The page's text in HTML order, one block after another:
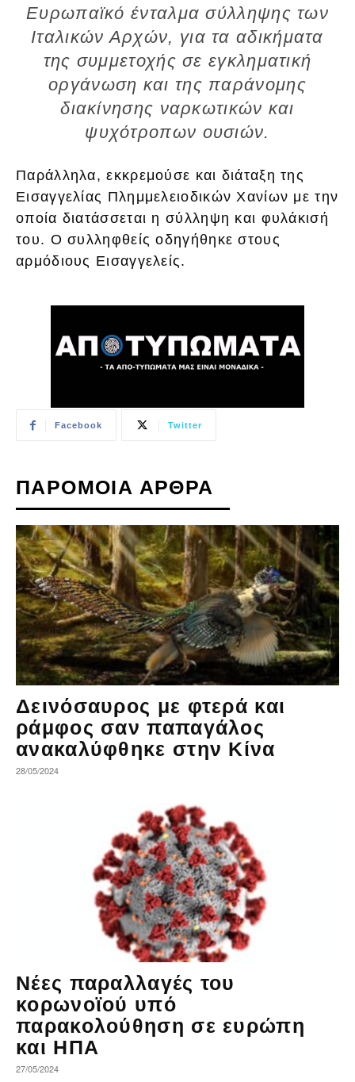
Ευρωπαϊκό ένταλμα σύλληψης των
Ιταλικών Αρχών, για τα αδικήματα
της συμμετοχής σε εγκληματική
οργάνωση και της παράνομης
διακίνησης ναρκωτικών και
ψυχότροπων ουσιών.
Παράλληλα, εκκρεμούσε και διάταξη της
Εισαγγελίας Πλημμελειοδικών Χανίων με την
οποία διατάσσεται η σύλληψη και φυλάκισή
του. Ο συλληφθείς οδηγήθηκε στους
αρμόδιους Εισαγγελείς.
Facebook Twitter
ΠΑΡΟΜΟΙΑ ΑΡΘΡΑ
Δεινόσαυρος με φτερά και
ράμφος σαν παπαγάλος
ανακαλύφθηκε στην Κίνα
28/05/2024
Νέες παραλλαγές του
κορωνοϊού υπό
παρακολούθηση σε ευρώπη
και ΗΠΑ
27/05/2024